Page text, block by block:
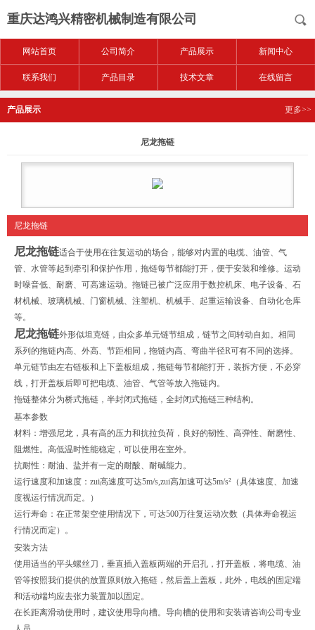
重庆达鸿兴精密机械制造有限公司
网站首页 公司简介 产品展示 新闻中心
联系我们 产品目录 技术文章 在线留言
产品展示 更多>>
尼龙拖链
尼龙拖链
尼龙拖链适合于使用在往复运动的场合，能够对内置的电缆、油管、气
管、水管等起到牵引和保护作用，拖链每节都能打开，便于安装和维修。运动
时噪音低、耐磨、可高速运动。拖链已被广泛应用于数控机床、电子设备、石
材机械、玻璃机械、门窗机械、注塑机、机械手、起重运输设备、自动化仓库
等。
尼龙拖链外形似坦克链，由众多单元链节组成，链节之间转动自如。相同
系列的拖链内高、外高、节距相同，拖链内高、弯曲半径R可有不同的选择。
单元链节由左右链板和上下盖板组成，拖链每节都能打开，装拆方便，不必穿
线，打开盖板后即可把电缆、油管、气管等放入拖链内。
拖链整体分为桥式拖链，半封闭式拖链，全封闭式拖链三种结构。
基本参数
材料：增强尼龙，具有高的压力和抗拉负荷，良好的韧性、高弹性、耐磨性、
阻燃性。高低温时性能稳定，可以使用在室外。
抗耐性：耐油、盐并有一定的耐酸、耐碱能力。
运行速度和加速度：zui高速度可达5m/s,zui高加速可达5m/s²（具体速度、加速
度视运行情况而定。）
运行寿命：在正常架空使用情况下，可达500万往复运动次数（具体寿命视运
行情况而定）。
安装方法
使用适当的平头螺丝刀，垂直插入盖板两端的开启孔，打开盖板，将电缆、油
管等按照我们提供的放置原则放入拖链，然后盖上盖板，此外，电线的固定端
和活动端均应去张力装置加以固定。
在长距离滑动使用时，建议使用导向槽。导向槽的使用和安装请咨询公司专业